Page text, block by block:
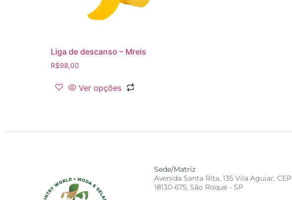
Liga de descanso – Mreis
R$98,00
Ver opções
Sede/Matriz
Avenida Santa Rita, 135 Vila Aguiar, CEP
18130-675, São Roque - SP